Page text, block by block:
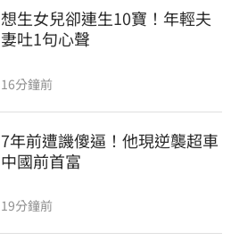
想生女兒卻連生10寶！年輕夫
妻吐1句心聲
16分鐘前
7年前遭譏傻逼！他現逆襲超車
中國前首富
19分鐘前